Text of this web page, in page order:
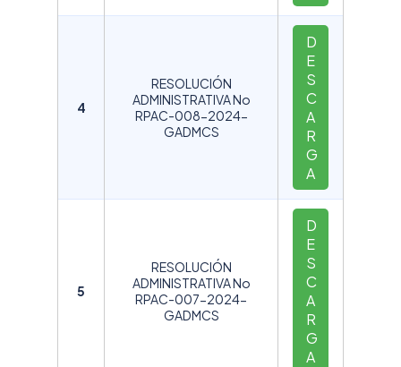
4
RESOLUCIÓN
ADMINISTRATIVA No
RPAC-008-2024-
GADMCS
D
E
S
C
A
R
G
A
5
RESOLUCIÓN
ADMINISTRATIVA No
RPAC-007-2024-
GADMCS
D
E
S
C
A
R
G
A